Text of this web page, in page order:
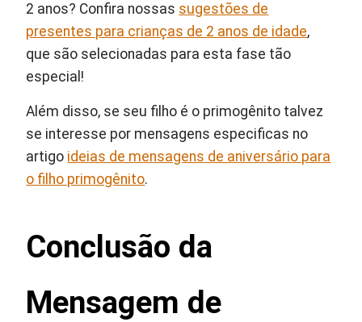
2 anos? Confira nossas sugestões de
presentes para crianças de 2 anos de idade,
que são selecionadas para esta fase tão
especial!
Além disso, se seu filho é o primogênito talvez
se interesse por mensagens especificas no
artigo ideias de mensagens de aniversário para
o filho primogênito.
Conclusão da
Mensagem de